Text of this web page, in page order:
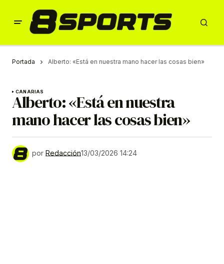
Portada Alberto: «Está en nuestra mano hacer las cosas bien»
CANARIAS
Alberto: «Está en nuestra
mano hacer las cosas bien»
por Redacción13/03/2026 14:24